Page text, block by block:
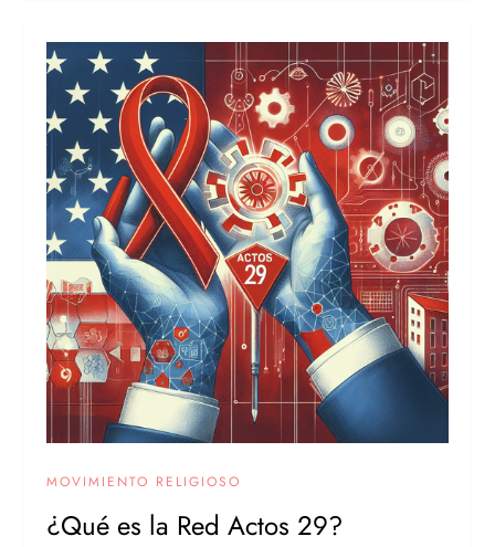
MOVIMIENTO RELIGIOSO
¿Qué es la Red Actos 29?